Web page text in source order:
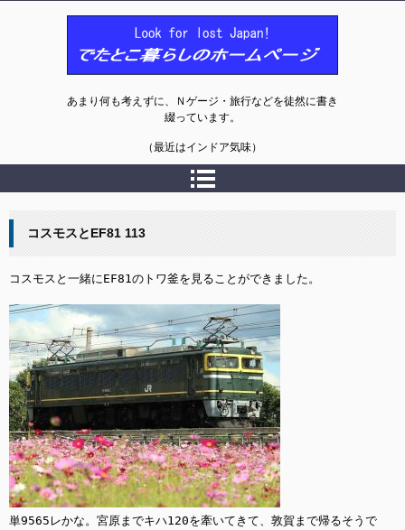
あまり何も考えずに、Ｎゲージ・旅行などを徒然に書き
綴っています。
（最近はインドア気味）
コスモスとEF81 113
コスモスと一緒にEF81のトワ釜を見ることができました。
単9565レかな。宮原までキハ120を牽いてきて、敦賀まで帰るそうで